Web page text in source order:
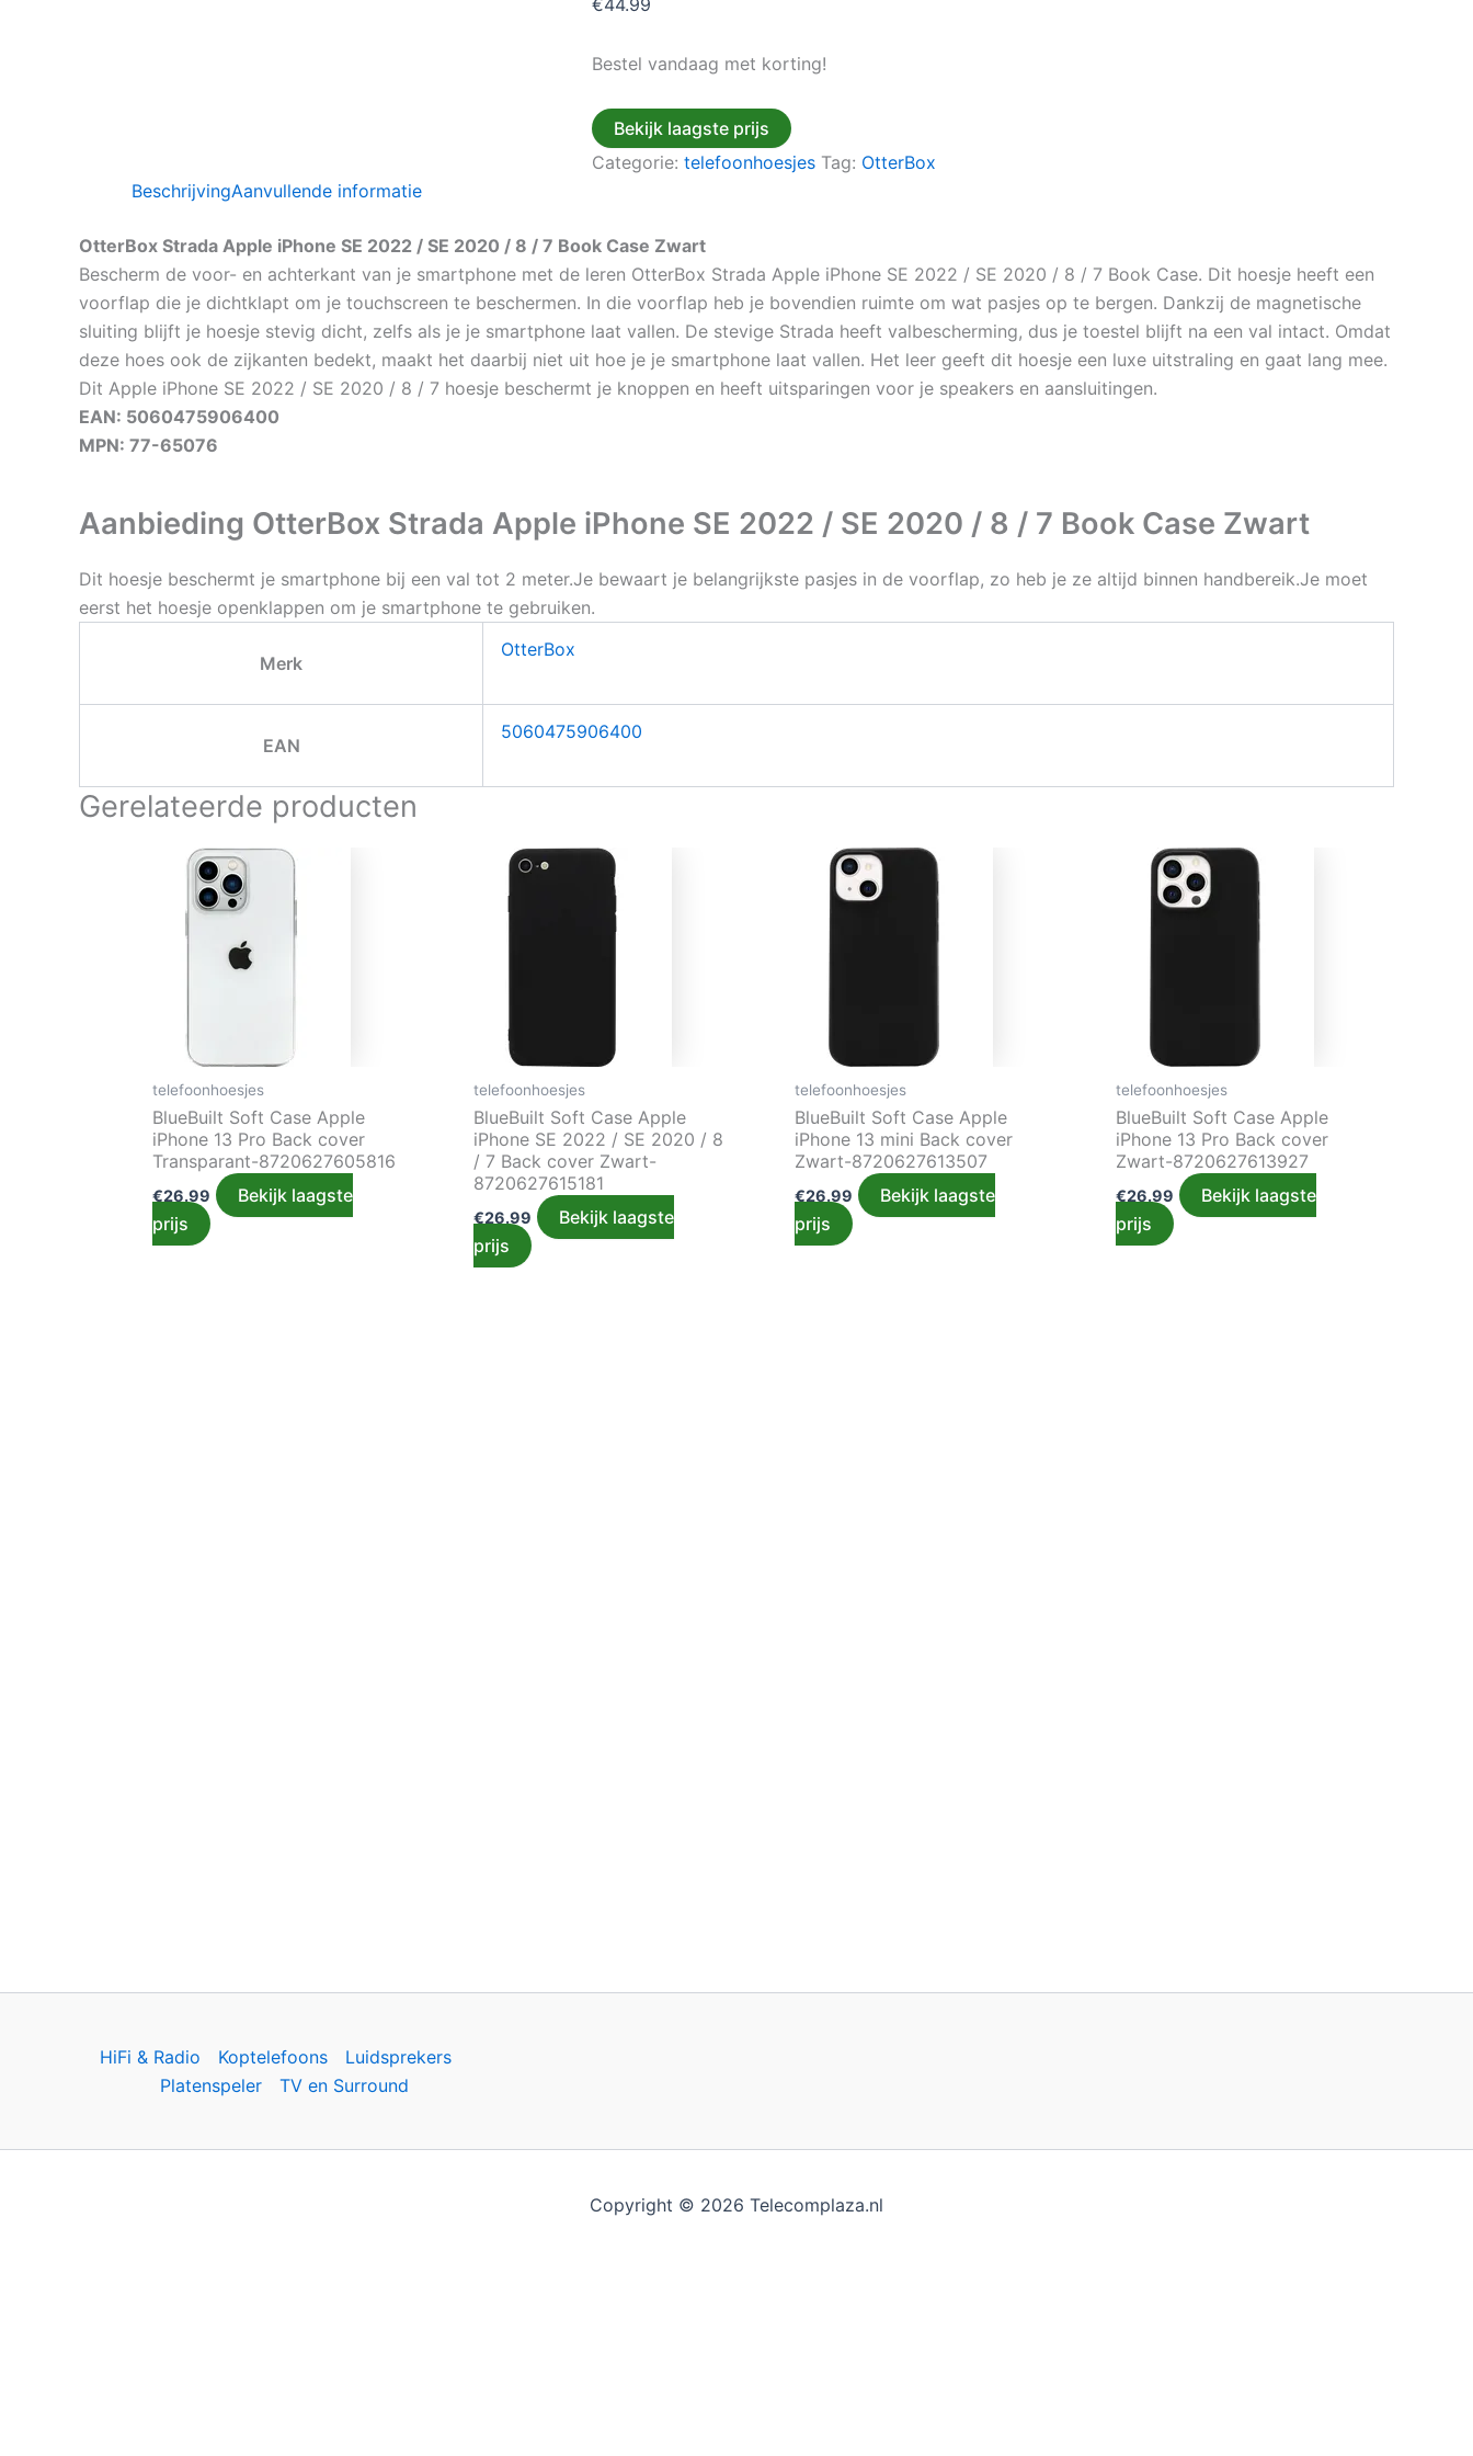
€44.99
Bestel vandaag met korting!
Bekijk laagste prijs
Categorie: telefoonhoesjes Tag: OtterBox
BeschrijvingAanvullende informatie
OtterBox Strada Apple iPhone SE 2022 / SE 2020 / 8 / 7 Book Case Zwart
Bescherm de voor- en achterkant van je smartphone met de leren OtterBox Strada Apple iPhone SE 2022 / SE 2020 / 8 / 7 Book Case. Dit hoesje heeft een
voorflap die je dichtklapt om je touchscreen te beschermen. In die voorflap heb je bovendien ruimte om wat pasjes op te bergen. Dankzij de magnetische
sluiting blijft je hoesje stevig dicht, zelfs als je je smartphone laat vallen. De stevige Strada heeft valbescherming, dus je toestel blijft na een val intact. Omdat
deze hoes ook de zijkanten bedekt, maakt het daarbij niet uit hoe je je smartphone laat vallen. Het leer geeft dit hoesje een luxe uitstraling en gaat lang mee.
Dit Apple iPhone SE 2022 / SE 2020 / 8 / 7 hoesje beschermt je knoppen en heeft uitsparingen voor je speakers en aansluitingen.
EAN: 5060475906400
MPN: 77-65076
Aanbieding OtterBox Strada Apple iPhone SE 2022 / SE 2020 / 8 / 7 Book Case Zwart
Dit hoesje beschermt je smartphone bij een val tot 2 meter.Je bewaart je belangrijkste pasjes in de voorflap, zo heb je ze altijd binnen handbereik.Je moet
eerst het hoesje openklappen om je smartphone te gebruiken.
Merk
OtterBox
EAN
5060475906400
Gerelateerde producten
telefoonhoesjes
BlueBuilt Soft Case Apple
iPhone 13 Pro Back cover
Transparant-8720627605816
€26.99
Bekijk laagste
prijs
telefoonhoesjes
BlueBuilt Soft Case Apple
iPhone SE 2022 / SE 2020 / 8
/ 7 Back cover Zwart-
8720627615181
€26.99
Bekijk laagste
prijs
telefoonhoesjes
BlueBuilt Soft Case Apple
iPhone 13 mini Back cover
Zwart-8720627613507
€26.99
Bekijk laagste
prijs
telefoonhoesjes
BlueBuilt Soft Case Apple
iPhone 13 Pro Back cover
Zwart-8720627613927
€26.99
Bekijk laagste
prijs
HiFi & Radio Koptelefoons
Luidsprekers
Platenspeler
TV en Surround
Copyright © 2026 Telecomplaza.nl